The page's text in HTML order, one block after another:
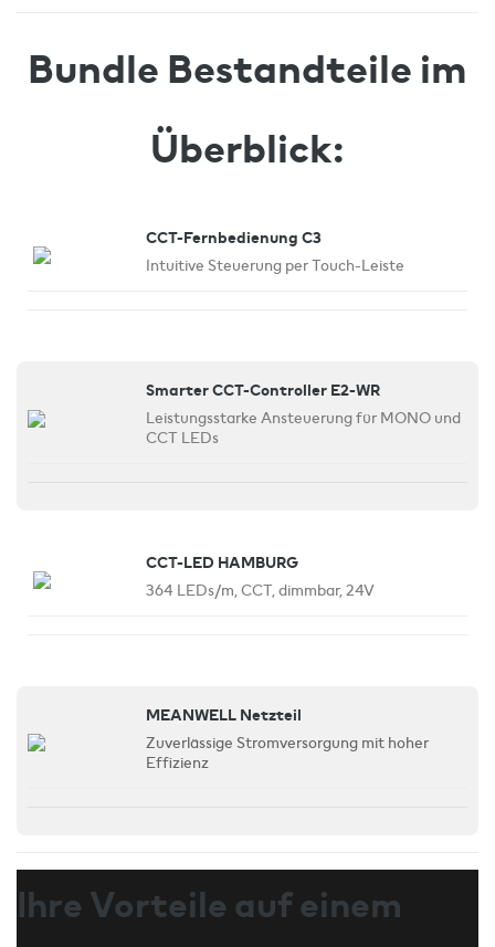
Bundle Bestandteile im
Überblick:
CCT-Fernbedienung C3
Intuitive Steuerung per Touch-Leiste
Smarter CCT-Controller E2-WR
Leistungsstarke Ansteuerung für MONO und
CCT LEDs
CCT-LED HAMBURG
364 LEDs/m, CCT, dimmbar, 24V
MEANWELL Netzteil
Zuverlässige Stromversorgung mit hoher
Effizienz
Ihre Vorteile auf einem